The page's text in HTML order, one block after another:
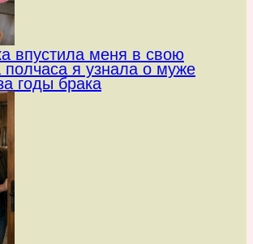
впустила меня в свою
полчаса я узнала о муже
годы брака